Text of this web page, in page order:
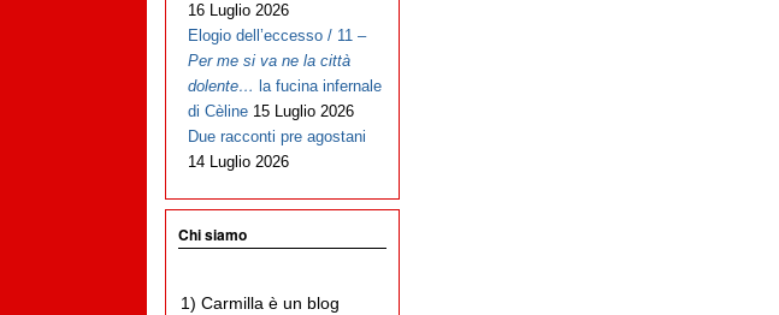
16 Luglio 2026
Elogio dell’eccesso / 11 –
Per me si va ne la città
dolente… la fucina infernale
di Cèline 15 Luglio 2026
Due racconti pre agostani
14 Luglio 2026
Chi siamo
1) Carmilla è un blog